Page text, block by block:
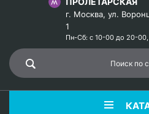
г. Москва, ул.
1
Пн-Сб: с 10-00 до 20-